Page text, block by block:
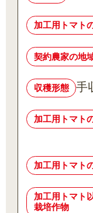
加工用トマト
契約農家の地
収穫形態 手
加工用トマト
加工用トマト
加工用トマト
栽培作物